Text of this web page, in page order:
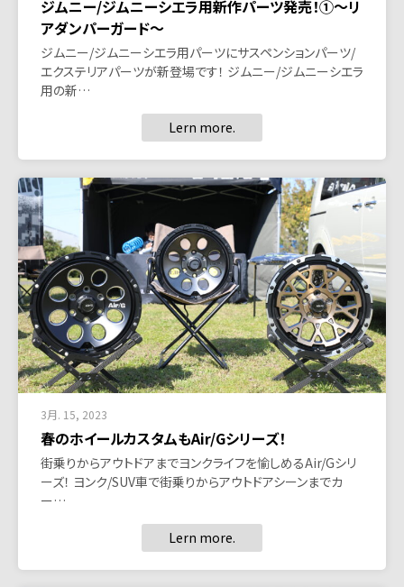
ジムニー/ジムニーシエラ用新作パーツ発売！①～リ
アダンパーガード～
ジムニー/ジムニーシエラ用パーツにサスペンションパーツ/
エクステリアパーツが新登場です！ ジムニー/ジムニーシエラ
用の新…
Lern more.
3月. 15, 2023
春のホイールカスタムもAir/Gシリーズ！
街乗りからアウトドアまでヨンクライフを愉しめるAir/Gシリ
ーズ！ ヨンク/SUV車で街乗りからアウトドアシーンまでカ
ー…
Lern more.